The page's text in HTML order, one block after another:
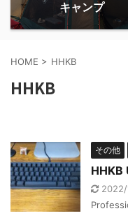
キャンプ
HOME > HHKB
HHKB
その他
HHKB